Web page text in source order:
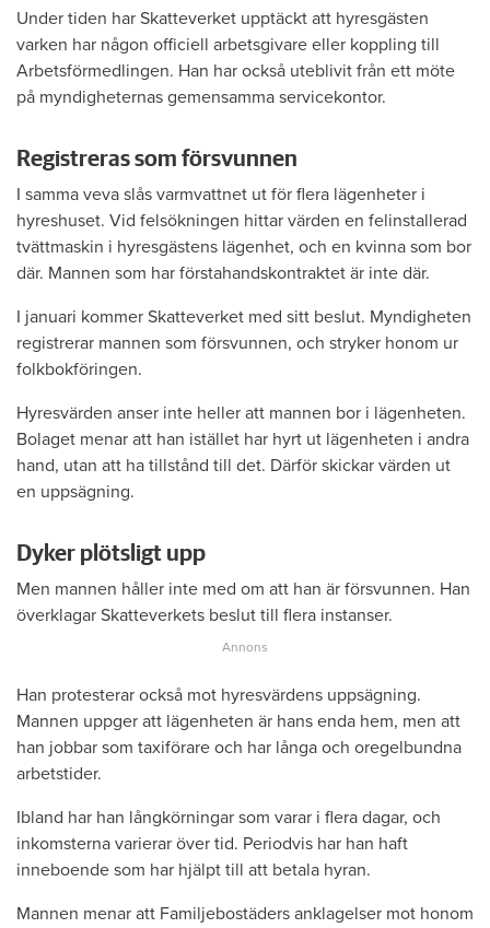
Under tiden har Skatteverket upptäckt att hyresgästen
varken har någon officiell arbetsgivare eller koppling till
Arbetsförmedlingen. Han har också uteblivit från ett möte
på myndigheternas gemensamma servicekontor.
Registreras som försvunnen
I samma veva slås varmvattnet ut för flera lägenheter i
hyreshuset. Vid felsökningen hittar värden en felinstallerad
tvättmaskin i hyresgästens lägenhet, och en kvinna som bor
där. Mannen som har förstahandskontraktet är inte där.
I januari kommer Skatteverket med sitt beslut. Myndigheten
registrerar mannen som försvunnen, och stryker honom ur
folkbokföringen.
Hyresvärden anser inte heller att mannen bor i lägenheten.
Bolaget menar att han istället har hyrt ut lägenheten i andra
hand, utan att ha tillstånd till det. Därför skickar värden ut
en uppsägning.
Dyker plötsligt upp
Men mannen håller inte med om att han är försvunnen. Han
överklagar Skatteverkets beslut till flera instanser.
Han protesterar också mot hyresvärdens uppsägning.
Mannen uppger att lägenheten är hans enda hem, men att
han jobbar som taxiförare och har långa och oregelbundna
arbetstider.
Ibland har han långkörningar som varar i flera dagar, och
inkomsterna varierar över tid. Periodvis har han haft
inneboende som har hjälpt till att betala hyran.
Mannen menar att Familjebostäders anklagelser mot honom